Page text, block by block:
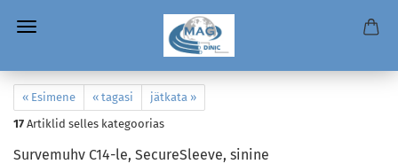
« Esimene « tagasi
jätkata »
17 Artiklid selles kategoorias
Survemuhv C14-le, SecureSleeve, sinine